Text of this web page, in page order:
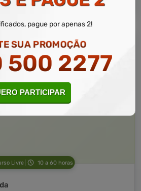
Livre 10 a 60 horas
pague por apenas 2!
SUA PROMOÇÃO
500 2277
PARTICIPAR